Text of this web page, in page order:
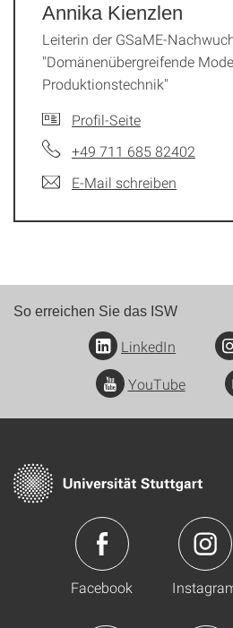
Annika Kienzlen
Leiterin der GSaME-
"Domänenübergreifende
Produktionstechnik"
Profil-Seite
+49 711 685 82402
E-Mail schreiben
So erreichen Sie das ISW
LinkedIn
YouTube
Facebook